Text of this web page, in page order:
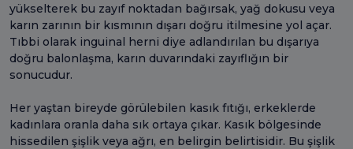
yükselterek bu zayıf noktadan bağırsak, yağ dokusu veya
karın zarının bir kısmının dışarı doğru itilmesine yol açar.
Tıbbi olarak inguinal herni diye adlandırılan bu dışarıya
doğru balonlaşma, karın duvarındaki zayıflığın bir
sonucudur.
Her yaştan bireyde görülebilen kasık fıtığı, erkeklerde
kadınlara oranla daha sık ortaya çıkar. Kasık bölgesinde
hissedilen şişlik veya ağrı, en belirgin belirtisidir. Bu şişlik